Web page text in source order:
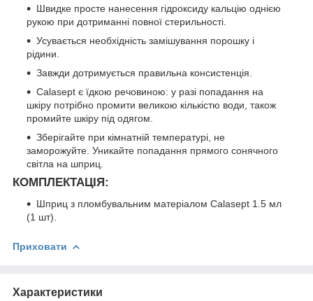
Швидке просте нанесення гідроксиду кальцію однією
рукою при дотриманні повної стерильності.
Усувається необхідність замішування порошку і
рідини.
Завжди дотримується правильна консистенція.
Calasept є їдкою речовиною: у разі попадання на
шкіру потрібно промити великою кількістю води, також
промийте шкіру під одягом.
Зберігайте при кімнатній температурі, не
заморожуйте. Уникайте попадання прямого сонячного
світла на шприц.
КОМПЛЕКТАЦІЯ:
Шприц з пломбувальним матеріалом Calasept 1.5 мл
(1 шт).
Приховати
Характеристики